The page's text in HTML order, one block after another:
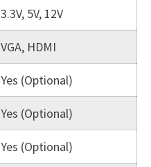
3.3V, 5V, 12V
VGA, HDMI
Yes (Optional)
Yes (Optional)
Yes (Optional)